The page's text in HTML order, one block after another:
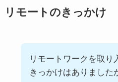
リモートのきっかけ
リモートワークを取り
きっかけはありました